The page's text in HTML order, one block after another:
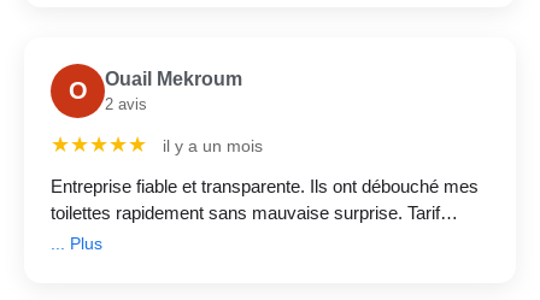
O Ouail Mekroum
2 avis
★★★★★ il y a un mois
Entreprise fiable et transparente. Ils ont débouché mes
toilettes rapidement sans mauvaise surprise. Tarif
annoncé respecté de 175 €.
... Plus